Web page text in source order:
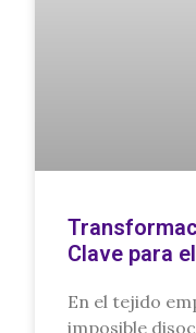
Clave para
En el tejido
imposible